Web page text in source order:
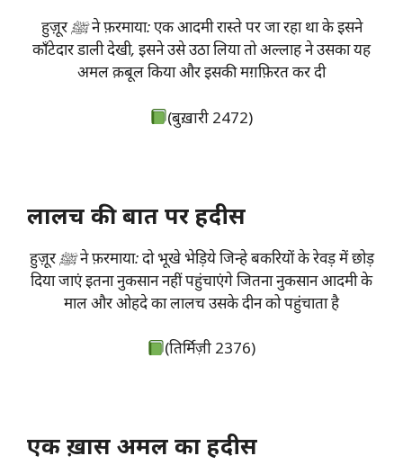
हुज़ूर ﷺ ने फ़रमाया: एक आदमी रास्ते पर जा रहा था के इसने
काँटेदार डाली देखी, इसने उसे उठा लिया तो अल्लाह ने उसका यह
अमल क़बूल किया और इसकी मग़फ़िरत कर दी
(बुख़ारी 2472)
लालच की बात पर हदीस
हुज़ूर ﷺ ने फ़रमाया: दो भूखे भेड़िये जिन्हे बकरियों के रेवड़ में छोड़
दिया जाएं इतना नुकसान नहीं पहुंचाएंगे जितना नुकसान आदमी के
माल और ओहदे का लालच उसके दीन को पहुंचाता है
(तिर्मिज़ी 2376)
एक ख़ास अमल का हदीस